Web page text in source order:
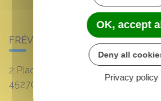
FRÉVILLE-DU-GÂTINAIS
2 Place Louis Croum
45270
Fréville-du-Gâtinais
OK, accept
Deny all
Privacy policy